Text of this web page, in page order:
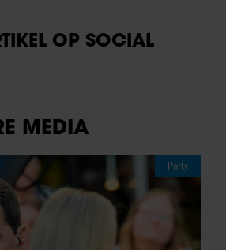
OP SOCIAL
MEDIA
Party